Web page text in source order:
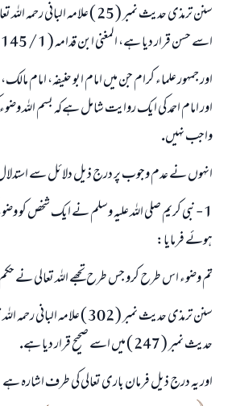
سنن ترمذى حديث نمبر ( 25 ) علامہ
اسے حسن قرار ديا ہے، المغنى ابن قدامہ ( 1 / 145 ) بھى ديكھيں.
اور جمہور علماء كرام جن ميں امام ابو حنيفہ، امام
اور امام احمد كى ايك روايت شامل ہےكہ بسم اللہ
واجب نہيں.
انہوں نے عدم وجوب پر درج ذيل دلائل سے
1 - نبى كريم صلى اللہ عليہ وسلم نے ايك شخص كو
ہوئے فرمايا:
تم وضوء اس طرح كرو جس طرح تجھے اللہ تعالى نے
سنن ترمذى حديث نمبر ( 302 ) علامہ
حديث نمبر ( 247 ) ميں اسے صحيح قرار ديا ہے.
اور يہ درج ذيل فرمان بارى تعالى كى طرف اشارہ